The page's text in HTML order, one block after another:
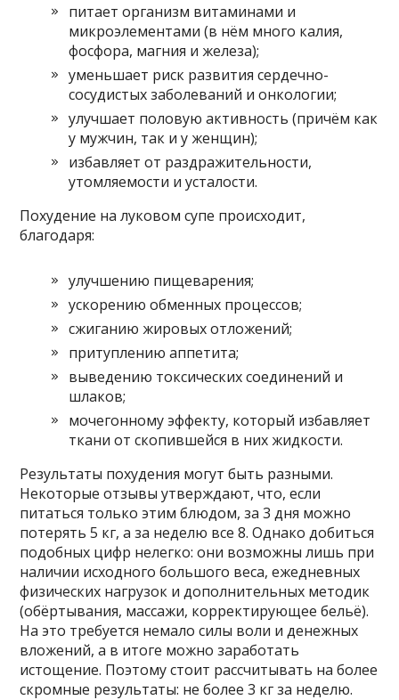
питает организм витаминами и
микроэлементами (в нём много калия,
фосфора, магния и железа);
уменьшает риск развития сердечно-
сосудистых заболеваний и онкологии;
улучшает половую активность (причём как
у мужчин, так и у женщин);
избавляет от раздражительности,
утомляемости и усталости.
Похудение на луковом супе происходит,
благодаря:
улучшению пищеварения;
ускорению обменных процессов;
сжиганию жировых отложений;
притуплению аппетита;
выведению токсических соединений и
шлаков;
мочегонному эффекту, который избавляет
ткани от скопившейся в них жидкости.
Результаты похудения могут быть разными.
Некоторые отзывы утверждают, что, если
питаться только этим блюдом, за 3 дня можно
потерять 5 кг, а за неделю все 8. Однако добиться
подобных цифр нелегко: они возможны лишь при
наличии исходного большого веса, ежедневных
физических нагрузок и дополнительных методик
(обёртывания, массажи, корректирующее бельё).
На это требуется немало силы воли и денежных
вложений, а в итоге можно заработать
истощение. Поэтому стоит рассчитывать на более
скромные результаты: не более 3 кг за неделю.